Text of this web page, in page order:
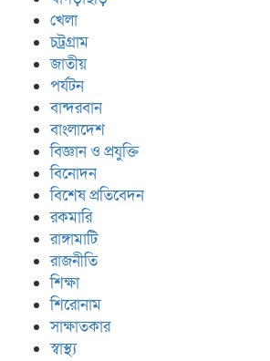
খেলা
চট্রগ্রাম
জাতীয়
পর্যটন
বান্দরবান
বাংলাদেশ
বিজ্ঞান ও প্রযুক্তি
বিনোদন
বিশেষ প্রতিবেদন
রকমারি
রাঙ্গামাটি
রাজনীতি
শিক্ষা
শিরোনাম
সাক্ষাতকার
স্বাস্থ্য